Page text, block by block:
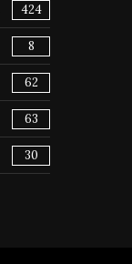
424
8
62
63
30